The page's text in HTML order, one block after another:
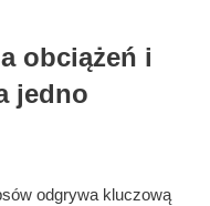
obciążeń i
jedno
odgrywa kluczową